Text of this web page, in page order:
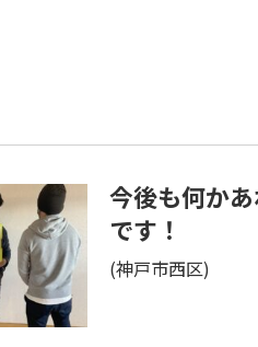
今後も何か
です！
(神戸市西区)